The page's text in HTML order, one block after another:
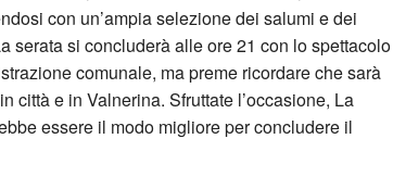
con un’ampia selezione dei salumi e dei
serata si concluderà alle ore 21 con lo spettacolo
comunale, ma preme ricordare che sarà
città e in Valnerina. Sfruttate l’occasione, La
essere il modo migliore per concludere il